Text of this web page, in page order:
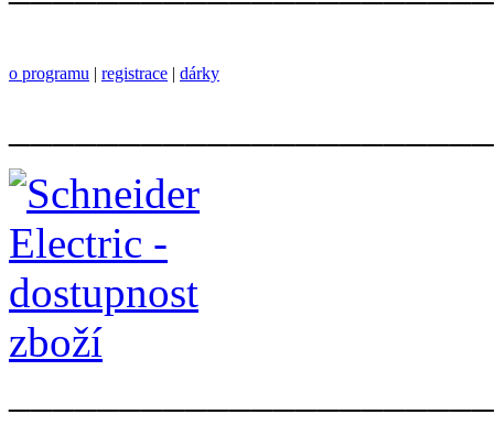
o programu | registrace | dárky